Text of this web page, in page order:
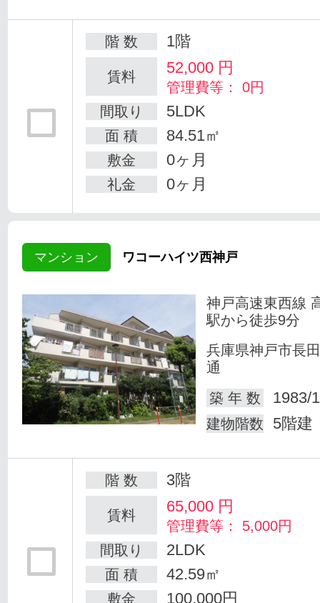
階 数 1階
賃料 52,000 円
管理費等： 0円
間取り
5LDK
面 積 84.51㎡
敷金 0ヶ月
礼金 0ヶ月
マンション ワコーハイツ西神戸
神戸高速東西線
駅から徒歩9分
兵庫県神戸市長
通
築 年 数
1983/
建物階数 5階建
階 数 3階
賃料 65,000 円
管理費等： 5,000円
間取り
2LDK
面 積 42.59㎡
敷金 100,000円